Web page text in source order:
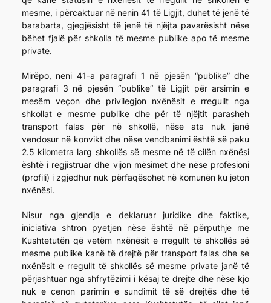
mesme, i përcaktuar në nenin 41 të Ligjit, duhet të jenë të
barabarta, gjegjësisht të jenë të njëjta pavarësisht nëse
bëhet fjalë për shkolla të mesme publike apo të mesme
private.
Mirëpo, neni 41-a paragrafi 1 në pjesën “publike” dhe
paragrafi 3 në pjesën “publike” të Ligjit për arsimin e
mesëm veçon dhe privilegjon nxënësit e rregullt nga
shkollat e mesme publike dhe për të njëjtit parasheh
transport falas për në shkollë, nëse ata nuk janë
vendosur në konvikt dhe nëse vendbanimi është së paku
2.5 kilometra larg shkollës së mesme në të cilën nxënësi
është i regjistruar dhe vijon mësimet dhe nëse profesioni
(profili) i zgjedhur nuk përfaqësohet në komunën ku jeton
nxënësi.
Nisur nga gjendja e deklaruar juridike dhe faktike,
iniciativa shtron pyetjen nëse është në përputhje me
Kushtetutën që vetëm nxënësit e rregullt të shkollës së
mesme publike kanë të drejtë për transport falas dhe se
nxënësit e rregullt të shkollës së mesme private janë të
përjashtuar nga shfrytëzimi i kësaj të drejte dhe nëse kjo
nuk e cenon parimin e sundimit të së drejtës dhe të